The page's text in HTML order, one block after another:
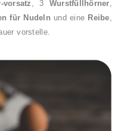
vorsatz, 3 Wurstfüllhörner,
für Nudeln und eine Reibe,
vorstelle.